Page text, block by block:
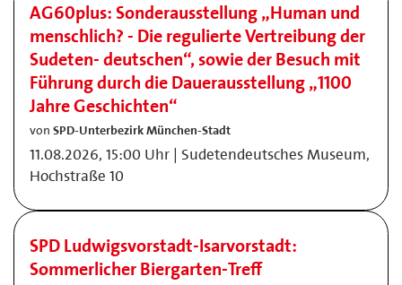
AG60plus: Sonderausstellung „Human und
menschlich? - Die regulierte Vertreibung der
Sudeten- deutschen“, sowie der Besuch mit
Führung durch die Dauerausstellung „1100
Jahre Geschichten“
von SPD-Unterbezirk München-Stadt
11.08.2026, 15:00 Uhr | Sudetendeutsches Museum,
Hochstraße 10
SPD Ludwigsvorstadt-Isarvorstadt:
Sommerlicher Biergarten-Treff